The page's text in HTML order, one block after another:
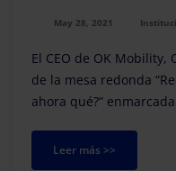
May 28, 2021
El CEO de OK
de la mesa redonda
ahora qué?”
Leer más >>